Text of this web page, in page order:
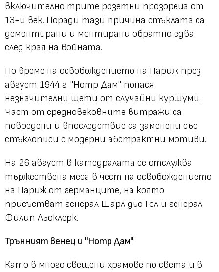
включително трите розетни прозореца от
13-и век. Поради тази причина стъклата са
демонтирани и монтирани обратно едва
след края на войната.
По време на освобождението на Париж през
август 1944 г. "Нотр Дам" понася
незначителни щети от случайни куршуми.
Част от средновековните витражи са
повредени и впоследствие са заменени със
стъклописи с модерни абстрактни мотиви.
На 26 август в катедралата се отслужва
тържествена меса в чест на освобождението
на Париж от германците, на която
присъстват генерал Шарл дьо Гол и генерал
Филип Льоклерк.
Трънният венец и "Нотр Дам"
Като в много свещени храмове по света и в